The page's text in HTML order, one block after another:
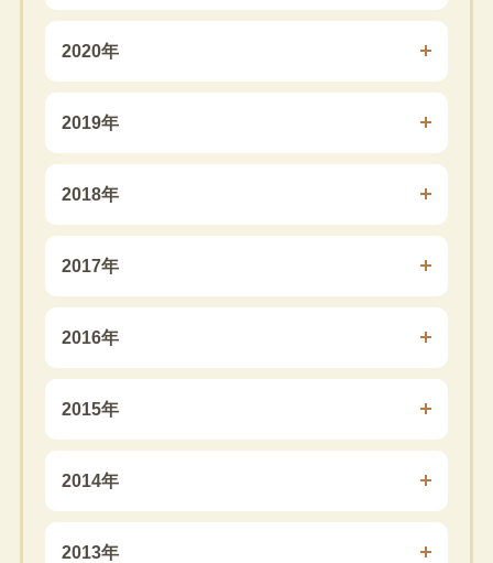
2020年
2019年
2018年
2017年
2016年
2015年
2014年
2013年